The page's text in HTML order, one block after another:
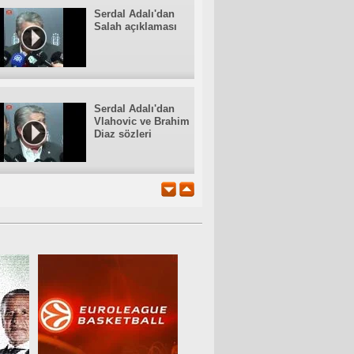
Serdal Adalı'dan
Salah açıklaması
Serdal Adalı'dan
Vlahovic ve Brahim
Diaz sözleri